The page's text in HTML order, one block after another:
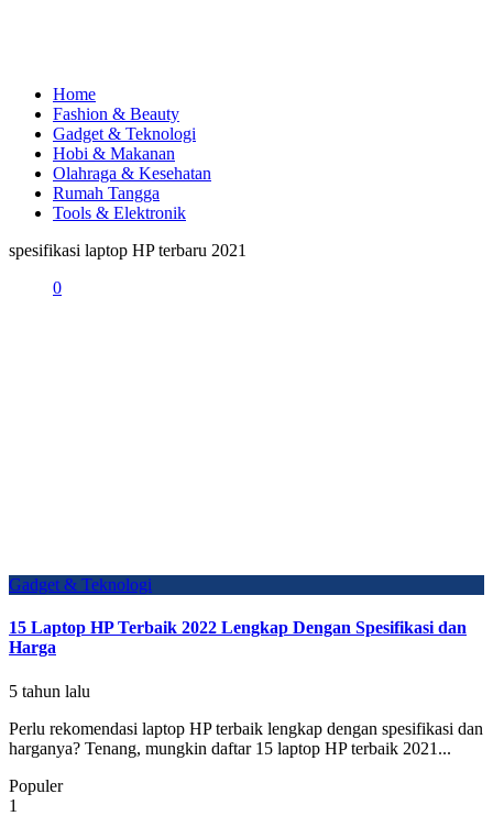
Home
Fashion & Beauty
Gadget & Teknologi
Hobi & Makanan
Olahraga & Kesehatan
Rumah Tangga
Tools & Elektronik
spesifikasi laptop HP terbaru 2021
0
Gadget & Teknologi
15 Laptop HP Terbaik 2022 Lengkap Dengan Spesifikasi dan
Harga
5 tahun lalu
Perlu rekomendasi laptop HP terbaik lengkap dengan spesifikasi dan
harganya? Tenang, mungkin daftar 15 laptop HP terbaik 2021...
Populer
1